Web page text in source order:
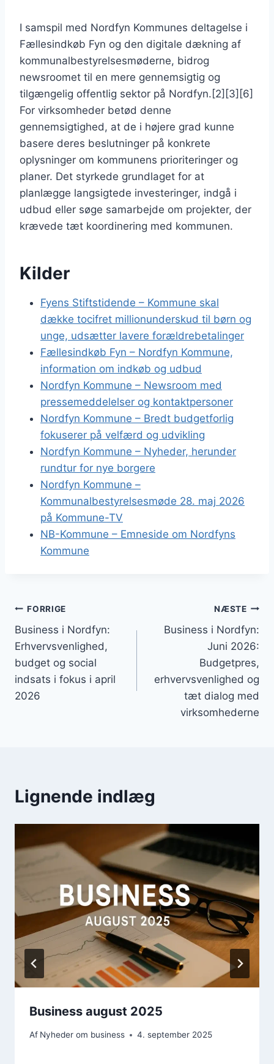
I samspil med Nordfyn Kommunes deltagelse i
Fællesindkøb Fyn og den digitale dækning af
kommunalbestyrelsesmøderne, bidrog
newsroomet til en mere gennemsigtig og
tilgængelig offentlig sektor på Nordfyn.[2][3][6]
For virksomheder betød denne
gennemsigtighed, at de i højere grad kunne
basere deres beslutninger på konkrete
oplysninger om kommunens prioriteringer og
planer. Det styrkede grundlaget for at
planlægge langsigtede investeringer, indgå i
udbud eller søge samarbejde om projekter, der
krævede tæt koordinering med kommunen.
Kilder
Fyens Stiftstidende – Kommune skal
dække tocifret millionunderskud til børn og
unge, udsætter lavere forældrebetalinger
Fællesindkøb Fyn – Nordfyn Kommune,
information om indkøb og udbud
Nordfyn Kommune – Newsroom med
pressemeddelelser og kontaktpersoner
Nordfyn Kommune – Bredt budgetforlig
fokuserer på velfærd og udvikling
Nordfyn Kommune – Nyheder, herunder
rundtur for nye borgere
Nordfyn Kommune –
Kommunalbestyrelsesmøde 28. maj 2026
på Kommune-TV
NB-Kommune – Emneside om Nordfyns
Kommune
Indlægsnavigation
FORRIGE
Business i Nordfyn:
Erhvervsvenlighed,
budget og social
indsats i fokus i april
2026
NÆSTE
Business i Nordfyn:
Juni 2026:
Budgetpres,
erhvervsvenlighed og
tæt dialog med
virksomhederne
Lignende indlæg
Business august 2025
Af Nyheder om business 4. september 2025